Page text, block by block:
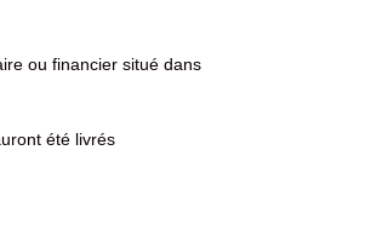
ou financier situé dans
été livrés